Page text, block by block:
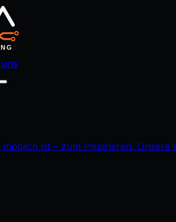
ist – zum Inspirieren.